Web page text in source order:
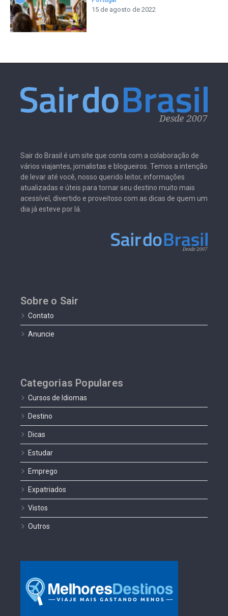
15 de agosto de 2022
Sair do Brasil é um site que conta com a colaboração de
vários viajantes, jornalistas e blogueiros. Temos a intenção
de levar até você, nosso querido leitor, informações
atualizadas e úteis para tornar seu destino muito mais
acessível, divertido e proveitoso com as dicas de quem um
dia já esteve por lá.
Sobre o Sair
Contato
Anuncie
Categorias Populares
Cursos de Idiomas
Destino
Dicas
Estudar
Emprego
Expatriados
Vistos
Outros